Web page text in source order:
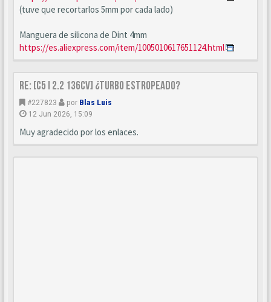
(tuve que recortarlos 5mm por cada lado)
Manguera de silicona de Dint 4mm
https://es.aliexpress.com/item/1005010617651124.html
Re: [C5 I 2.2 136cv] ¿turbo estropeado?
#227823 por Blas Luis
12 Jun 2026, 15:09
Muy agradecido por los enlaces.